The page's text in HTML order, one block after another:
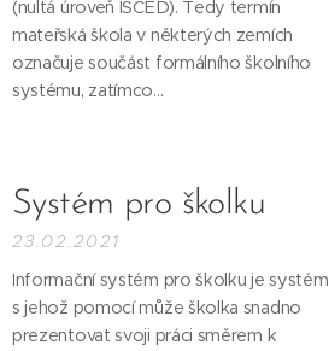
(nultá úroveň ISCED). Tedy termín
mateřská škola v některých zemích
označuje součást formálního školního
systému, zatímco...
Systém pro školku
23.02.2021
Informační systém pro školku je systém
s jehož pomocí může školka snadno
prezentovat svoji práci směrem k